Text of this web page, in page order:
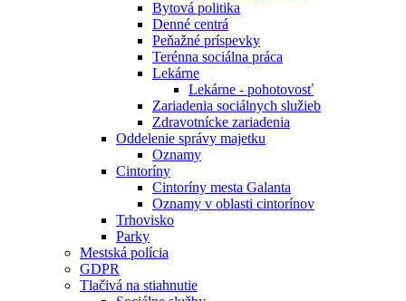
Bytová politika
Denné centrá
Peňažné príspevky
Terénna sociálna práca
Lekárne
Lekárne - pohotovosť
Zariadenia sociálnych služieb
Zdravotnícke zariadenia
Oddelenie správy majetku
Oznamy
Cintoríny
Cintoríny mesta Galanta
Oznamy v oblasti cintorínov
Trhovisko
Parky
Mestská polícia
GDPR
Tlačivá na stiahnutie